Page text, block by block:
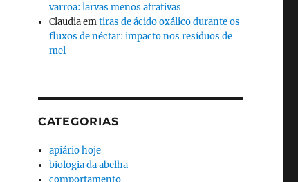
varroa: larvas menos atrativas
Claudiaemtiras de ácido oxálico durante os
fluxos de néctar: impacto nos resíduos de
mel
CATEGORIAS
apiário hoje
biologia da abelha
comportamento